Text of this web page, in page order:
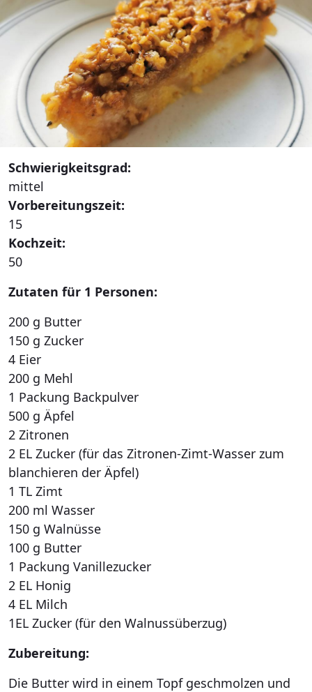
Schwierigkeitsgrad:
mittel
Vorbereitungszeit:
15
Kochzeit:
50
Zutaten für 1 Personen:
200 g Butter
150 g Zucker
4 Eier
200 g Mehl
1 Packung Backpulver
500 g Äpfel
2 Zitronen
2 EL Zucker (für das Zitronen-Zimt-Wasser zum
blanchieren der Äpfel)
1 TL Zimt
200 ml Wasser
150 g Walnüsse
100 g Butter
1 Packung Vanillezucker
2 EL Honig
4 EL Milch
1EL Zucker (für den Walnussüberzug)
Zubereitung:
Die Butter wird in einem Topf geschmolzen und